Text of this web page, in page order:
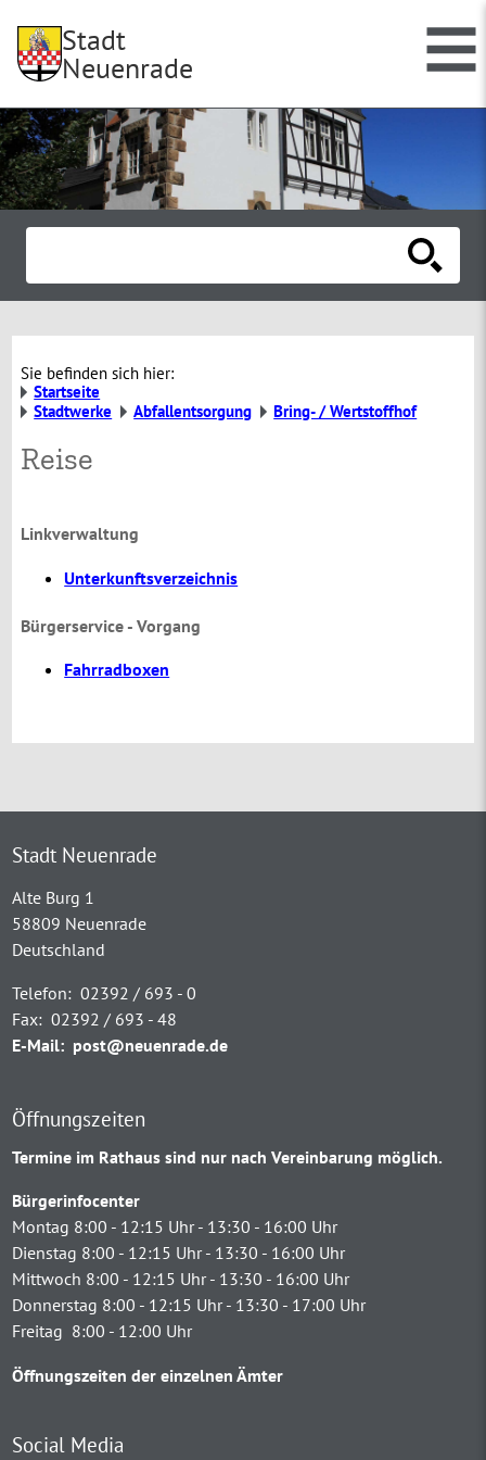
Stadt
Neuenrade
Sie befinden sich hier:
Startseite
Stadtwerke
Abfallentsorgung Bring- / Wertstoffhof
Reise
Linkverwaltung
Unterkunftsverzeichnis
Bürgerservice - Vorgang
Fahrradboxen
Stadt Neuenrade
Alte Burg 1
58809 Neuenrade
Deutschland
Telefon: 02392 / 693 - 0
Fax: 02392 / 693 - 48
E-Mail: post@neuenrade.de
Öffnungszeiten
Termine im Rathaus sind nur nach Vereinbarung möglich.
Bürgerinfocenter
Montag 8:00 - 12:15 Uhr - 13:30 - 16:00 Uhr
Dienstag 8:00 - 12:15 Uhr - 13:30 - 16:00 Uhr
Mittwoch 8:00 - 12:15 Uhr - 13:30 - 16:00 Uhr
Donnerstag 8:00 - 12:15 Uhr - 13:30 - 17:00 Uhr
Freitag 8:00 - 12:00 Uhr
Öffnungszeiten der einzelnen Ämter
Social Media